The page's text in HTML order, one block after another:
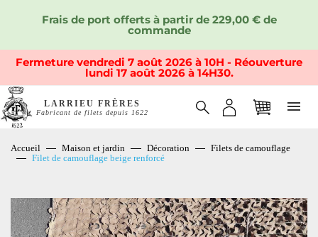
Frais de port offerts à partir de 229,00 € de
commande
Fermeture vendredi 7 août 2026 à 10H - Réouverture
lundi 17 août 2026 à 14H30.
LARRIEU FRÈRES
Fabricant de filets depuis 1622
Accueil Maison et jardin Décoration
Filets de camouflage
Filet de camouflage beige renforcé